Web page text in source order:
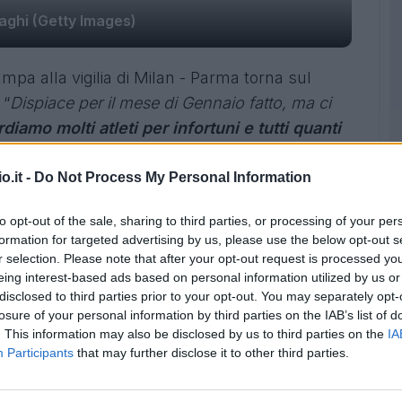
- Do Not Process My Personal Information
opt-out of the sale, sharing to third parties, or processing of your
for targeted advertising by us, please use the below opt-out
selection. Please note that after your opt-out request is processed
interest-based ads based on personal information utilized by us
to third parties prior to your opt-out. You may separately
of your personal information by third parties on the IAB’s list of
This information may also be disclosed by us to third parties on the
Participants that may further disclose it to other third parties.
(Getty Images)
alla vigilia di Milan - Parma torna sul
Dispiace per il mese di Gennaio fatto, ma ci
molti atleti per infortuni e tutti quanti
svoltare, basta guardare il passato.
e in alcuni casi siamo stati sfortunati. Tutto
sono arrabbiati, ma nel senso buono
Rino Gattuso,perchè vede che i ragazzi
per me. Domani dobbiamo vincere. In
lavorare”.
nuove, potremo tornare a fare bene. Non
nei vari reparti. Questo è quello che ci